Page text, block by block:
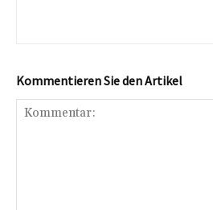
Kommentieren Sie den Artikel